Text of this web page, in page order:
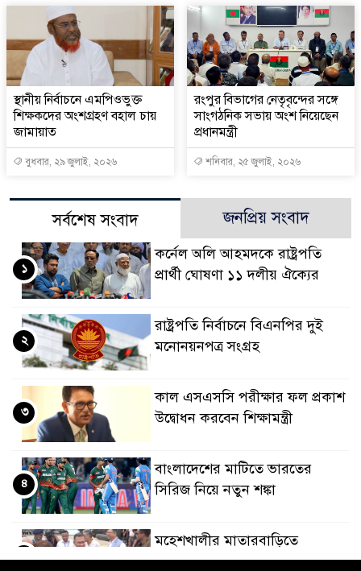
স্থানীয় নির্বাচনে এমপিওভুক্ত
শিক্ষকদের অংশগ্রহণ বহাল চায়
জামায়াত
বুধবার, ২৯ জুলাই, ২০২৬
রংপুর বিভাগের নেতৃবৃন্দের সঙ্গে
সাংগঠনিক সভায় অংশ নিয়েছেন
প্রধানমন্ত্রী
শনিবার, ২৫ জুলাই, ২০২৬
সর্বশেষ সংবাদ জনপ্রিয় সংবাদ
কর্নেল অলি আহমদকে রাষ্ট্রপতি
প্রার্থী ঘোষণা ১১ দলীয় ঐক্যের
১
রাষ্ট্রপতি নির্বাচনে বিএনপির দুই
মনোনয়নপত্র সংগ্রহ
২
কাল এসএসসি পরীক্ষার ফল প্রকাশ
উদ্বোধন করবেন শিক্ষামন্ত্রী
৩
বাংলাদেশের মাটিতে ভারতের
সিরিজ নিয়ে নতুন শঙ্কা
৪
মহেশখালীর মাতারবাড়িতে
পৌঁছেছেন প্রধানমন্ত্রী